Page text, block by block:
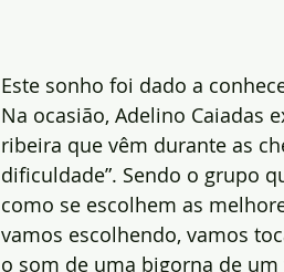
Este sonho foi dado a
Na ocasião, Adelino Caiadas
ribeira que vêm durante as
dificuldade”. Sendo o grupo
como se escolhem as
vamos escolhendo, vamos
o som de uma bigorna de um